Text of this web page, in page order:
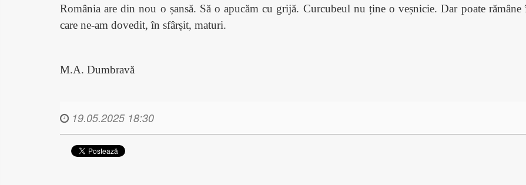
România are din nou o șansă. Să o apucăm cu grijă. Curcubeul nu ține o veșnicie. Dar poate
care ne-am dovedit, în sfârșit, maturi.
M.A. Dumbravă
19.05.2025 18:30